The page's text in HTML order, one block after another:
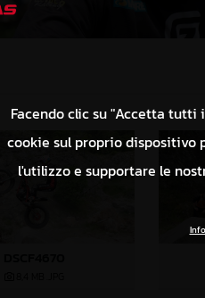
Facendo clic su "Accetta
cookie sul proprio dispositivo
l'utilizzo e supportare le